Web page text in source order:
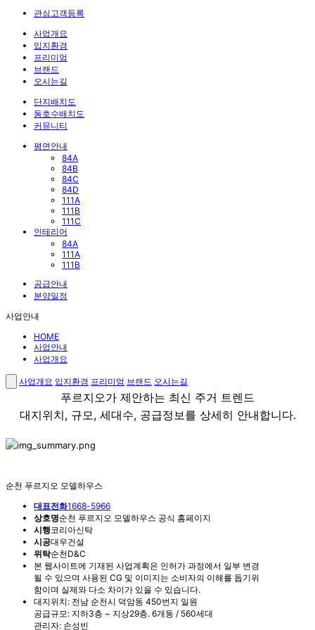
관심고객등록
사업개요
입지환경
프리미엄
브랜드
오시는길
단지배치도
동호수배치도
커뮤니티
평면안내
84A
84B
84C
84D
111A
111B
111C
인테리어
84A
111A
111B
공급안내
분양일정
사업안내
HOME
사업안내
사업개요
사업개요 입지환경 프리미엄 브랜드 오시는길
푸르지오가 제안하는 최신 주거 트렌드
대지위치, 규모, 세대수, 공급정보를 상세히 안내합니다.
순천 푸르지오 모델하우스
대표전화1668-5966
상호명순천 푸르지오 모델하우스 공식 홈페이지
시행코리아신탁
시공대우건설
위탁순천D&C
본 웹사이트에 기재된 사업계획은 인허가 과정에서 일부 변경
될 수 있으며 사용된 CG 및 이미지는 소비자의 이해를 돕기위
함이며 실제와 다소 차이가 있을 수 있습니다.
대지위치: 전남 순천시 덕암동 450번지 일원
공급규모: 지하3층 ~ 지상29층. 6개동 / 560세대
관리자: 손성빈